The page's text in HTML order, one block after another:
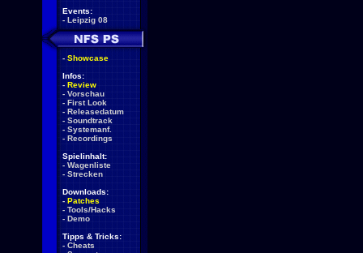
Events:
- Leipzig 08
- Showcase
Infos:
- Review
- Vorschau
- First Look
- Releasedatum
- Soundtrack
- Systemanf.
- Recordings
Spielinhalt:
- Wagenliste
- Strecken
Downloads:
- Patches
- Tools/Hacks
- Demo
Tipps & Tricks:
- Cheats